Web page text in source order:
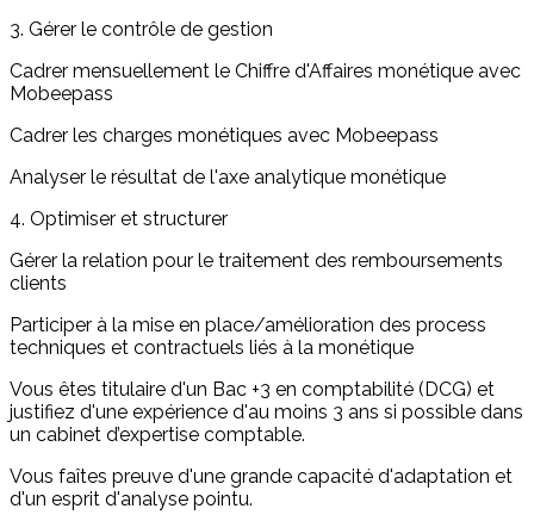
3. Gérer le contrôle de gestion
Cadrer mensuellement le Chiffre d'Affaires monétique avec
Mobeepass
Cadrer les charges monétiques avec Mobeepass
Analyser le résultat de l'axe analytique monétique
4. Optimiser et structurer
Gérer la relation pour le traitement des remboursements
clients
Participer à la mise en place/amélioration des process
techniques et contractuels liés à la monétique
Vous êtes titulaire d'un Bac +3 en comptabilité (DCG) et
justifiez d'une expérience d'au moins 3 ans si possible dans
un cabinet d’expertise comptable.
Vous faîtes preuve d'une grande capacité d'adaptation et
d'un esprit d'analyse pointu.